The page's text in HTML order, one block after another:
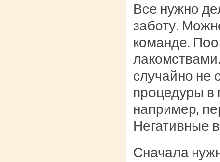
Все нужно
заботу.
команде.
случайно не
процедуры в
например,
Негативные
Сначала